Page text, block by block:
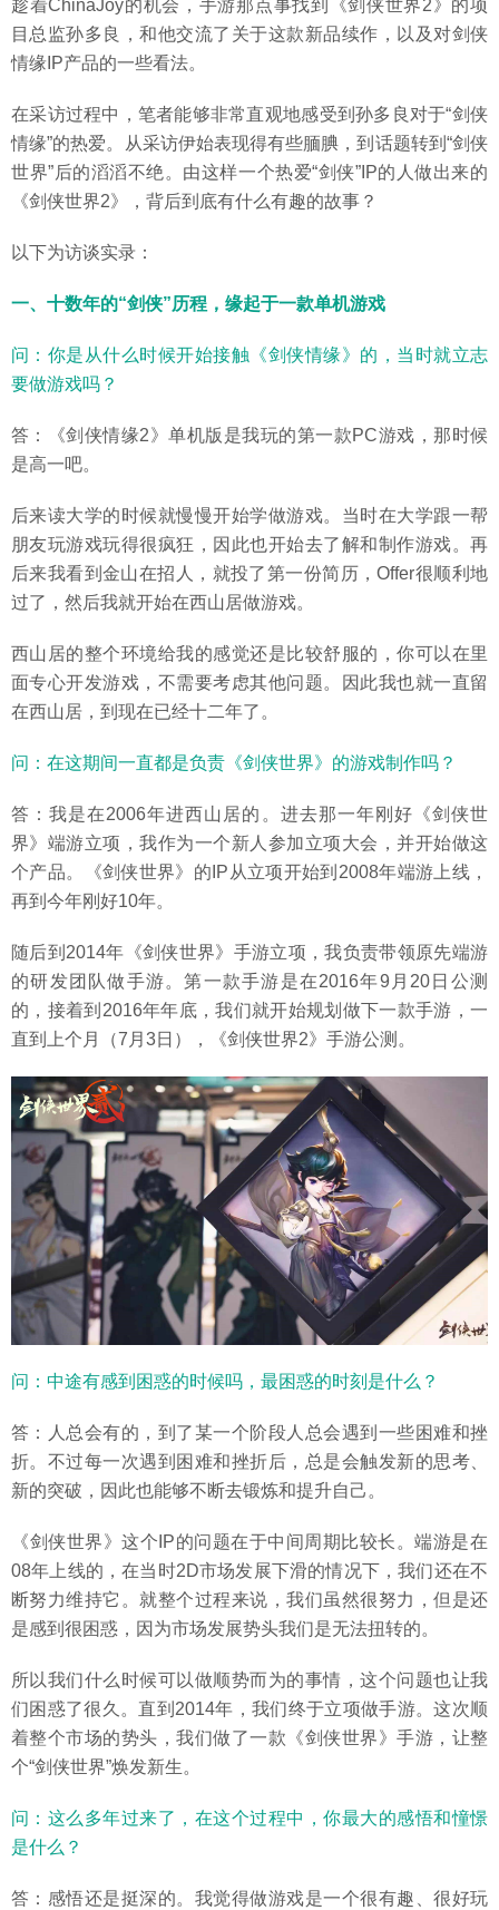
趁着ChinaJoy的机会，手游那点事找到《剑侠世界2》的项
目总监孙多良，和他交流了关于这款新品续作，以及对剑侠
情缘IP产品的一些看法。
在采访过程中，笔者能够非常直观地感受到孙多良对于“剑侠
情缘”的热爱。从采访伊始表现得有些腼腆，到话题转到“剑侠
世界”后的滔滔不绝。由这样一个热爱“剑侠”IP的人做出来的
《剑侠世界2》，背后到底有什么有趣的故事？
以下为访谈实录：
一、十数年的“剑侠”历程，缘起于一款单机游戏
问：你是从什么时候开始接触《剑侠情缘》的，当时就立志
要做游戏吗？
答：《剑侠情缘2》单机版是我玩的第一款PC游戏，那时候
是高一吧。
后来读大学的时候就慢慢开始学做游戏。当时在大学跟一帮
朋友玩游戏玩得很疯狂，因此也开始去了解和制作游戏。再
后来我看到金山在招人，就投了第一份简历，Offer很顺利地
过了，然后我就开始在西山居做游戏。
西山居的整个环境给我的感觉还是比较舒服的，你可以在里
面专心开发游戏，不需要考虑其他问题。因此我也就一直留
在西山居，到现在已经十二年了。
问：在这期间一直都是负责《剑侠世界》的游戏制作吗？
答：我是在2006年进西山居的。进去那一年刚好《剑侠世
界》端游立项，我作为一个新人参加立项大会，并开始做这
个产品。《剑侠世界》的IP从立项开始到2008年端游上线，
再到今年刚好10年。
随后到2014年《剑侠世界》手游立项，我负责带领原先端游
的研发团队做手游。第一款手游是在2016年9月20日公测
的，接着到2016年年底，我们就开始规划做下一款手游，一
直到上个月（7月3日），《剑侠世界2》手游公测。
问：中途有感到困惑的时候吗，最困惑的时刻是什么？
答：人总会有的，到了某一个阶段人总会遇到一些困难和挫
折。不过每一次遇到困难和挫折后，总是会触发新的思考、
新的突破，因此也能够不断去锻炼和提升自己。
《剑侠世界》这个IP的问题在于中间周期比较长。端游是在
08年上线的，在当时2D市场发展下滑的情况下，我们还在不
断努力维持它。就整个过程来说，我们虽然很努力，但是还
是感到很困惑，因为市场发展势头我们是无法扭转的。
所以我们什么时候可以做顺势而为的事情，这个问题也让我
们困惑了很久。直到2014年，我们终于立项做手游。这次顺
着整个市场的势头，我们做了一款《剑侠世界》手游，让整
个“剑侠世界”焕发新生。
问：这么多年过来了，在这个过程中，你最大的感悟和憧憬
是什么？
答：感悟还是挺深的。我觉得做游戏是一个很有趣、很好玩